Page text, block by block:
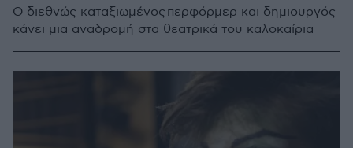
Ο διεθνώς καταξιωμένος περφόρμερ και δημιουργός
κάνει μια αναδρομή στα θεατρικά του καλοκαίρια